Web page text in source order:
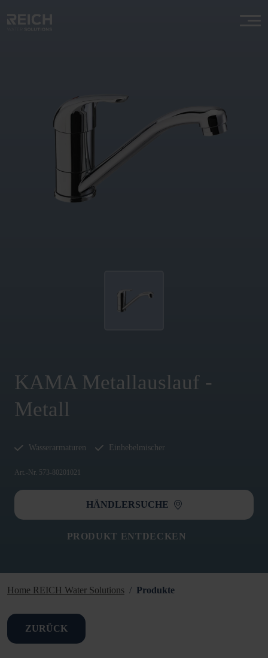
KAMA Metallauslauf -
Metall
Wasserarmaturen Einhebelmischer
Art.-Nr. 573-80201021
HÄNDLERSUCHE
PRODUKT ENTDECKEN
Home REICH Water Solutions Produkte
ZURÜCK